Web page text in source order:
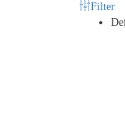
Filter